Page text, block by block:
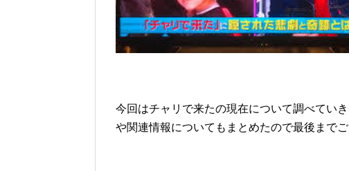
今回はチャリで来たの現在について調べてい
や関連情報についてもまとめたので最後まで